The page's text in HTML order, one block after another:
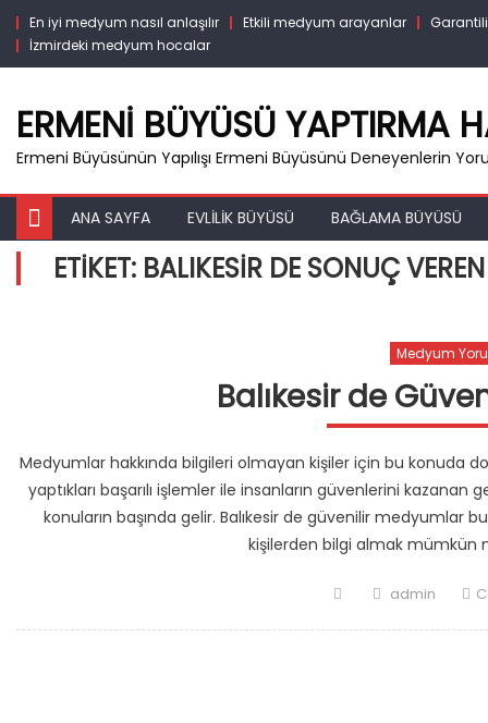
Skip
content
En iyi medyum nasıl anlaşılır Etkili medyum arayanlar
İzmirdeki medyum hocalar
ERMENI BÜYÜSÜ YAPTIRMA
Ermeni Büyüsünün Yapılışı Ermeni Büyüsünü Deneyenlerin
ANA SAYFA EVLILIK BÜYÜSÜ BAĞLAMA BÜYÜSÜ
ETIKET: BALIKESIR DE SONUÇ
Medyum
Balıkesir de
Medyumlar hakkında bilgileri olmayan kişiler için bu konuda
yaptıkları başarılı işlemler ile insanların güvenlerini
konuların başında gelir. Balıkesir de güvenilir medyumlar
kişilerden bilgi almak mümkün
PostedAuthor
admin